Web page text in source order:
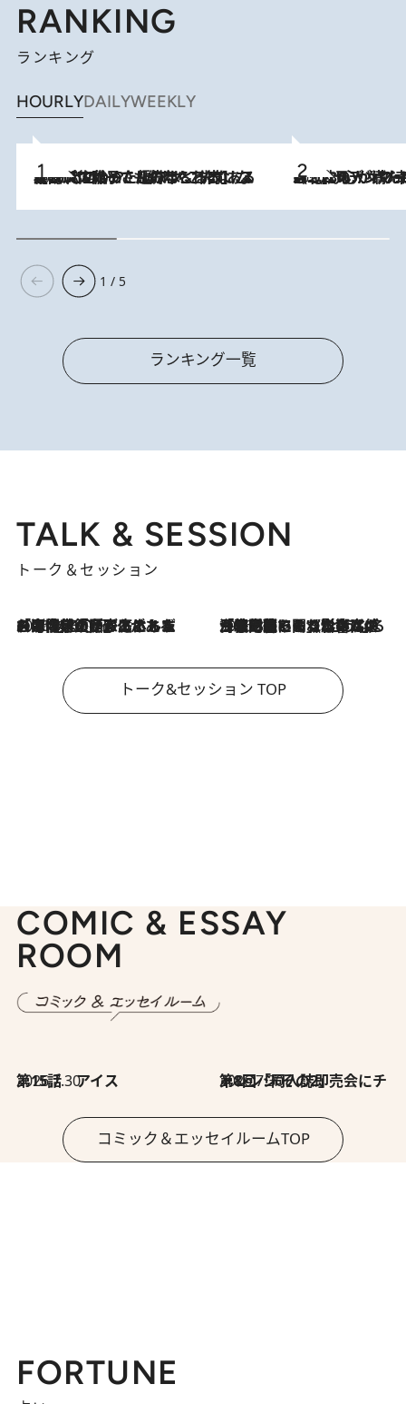
RANKING
ランキング
HOURLYDAILYWEEKLY
2026.8.5
【阿川佐和子さんの年とる力】なぜ70代で始めた趣味は“こんなに楽しい”のか？ ピアノ、俳句…スランプに陥っても続けられる“ある秘訣”とは 2026.8.8
《北欧の人々の幸福度が高いのは…》元デンマーク親善大使が出会った“心が満たされる暮らし”「いいかげんにヒュッゲしなさい！」
1 / 5
ランキング一覧
TALK & SESSION
トーク＆セッション
2026.8.3
「今後値上げがあるとすれば…」「リスクがあるのは今年の冬」エネルギー専門家が語る、ホルムズ海峡封鎖が家庭にもたらす“ある心配” 2026.8.3
「住宅建てられない…」「サーチャージ料の高値が続いている」ホルムズ海峡封鎖による影響はいつまで続く？《エネルギー専門家に聞く“どうなる日本の暮らし”》
トーク&セッション TOP
COMIC & ESSAY
ROOM
2026.7.30
第15話 アイス 2026.7.30
第8回「同人誌即売会にチャレンジ その2」
コミック＆エッセイルームTOP
FORTUNE